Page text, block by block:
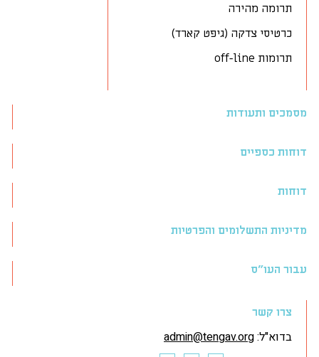
תרומה מהירה
כרטיסי צדקה (גיפט קארד)
תרומות off-line
מסמכים ותעודות
דוחות כספיים
דוחות
מדיניות התשלומים והפרטיות
עבור העו״ס
צרו קשר
בדוא"ל:admin@tengav.org